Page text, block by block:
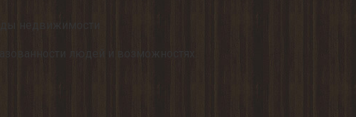
недвижимости
людей и возможностях.